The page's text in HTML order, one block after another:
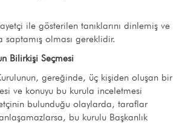
ile gösterilen tanıklarını dinlemiş ve
olması gereklidir.
Bilirkişi Seçmesi
gereğinde, üç kişiden oluşan bir
ve konuyu bu kurula inceletmesi
bulunduğu olaylarda, taraflar
bu kurulu Başkanlık